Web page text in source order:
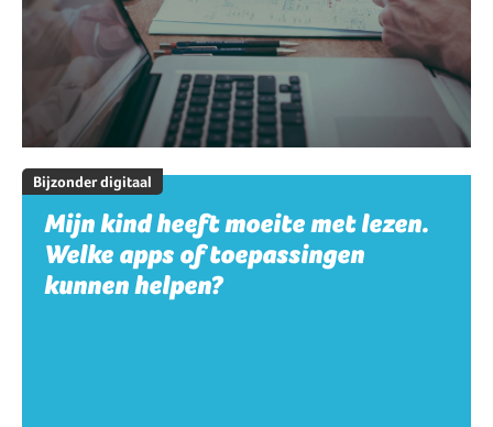
Bijzonder digitaal
Mijn kind heeft moeite met lezen.
Welke apps of toepassingen
kunnen helpen?